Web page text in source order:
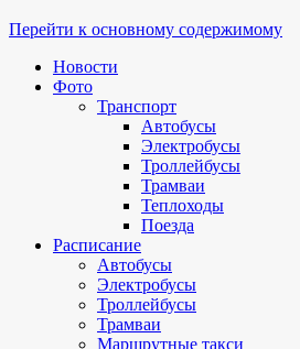
Перейти к основному содержимому
Новости
Фото
Транспорт
Автобусы
Электробусы
Троллейбусы
Трамваи
Теплоходы
Поезда
Расписание
Автобусы
Электробусы
Троллейбусы
Трамваи
Маршрутные такси